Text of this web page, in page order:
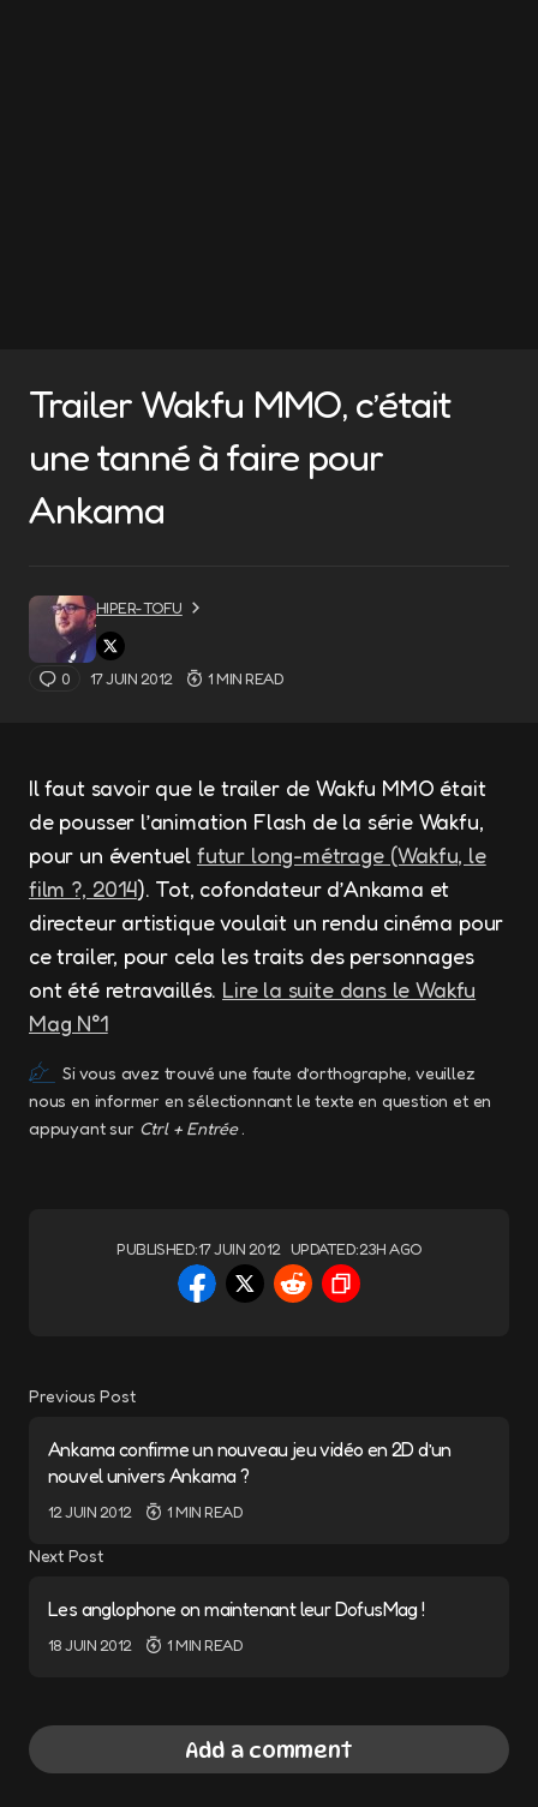
Trailer Wakfu MMO, c’était
une tanné à faire pour
Ankama
HIPER-TOFU
0 17 JUIN 2012 1 MIN READ
Il faut savoir que le trailer de Wakfu MMO était
de pousser l’animation Flash de la série Wakfu,
pour un éventuel futur long-métrage (Wakfu, le
film ?, 2014). Tot, cofondateur d’Ankama et
directeur artistique voulait un rendu cinéma pour
ce trailer, pour cela les traits des personnages
ont été retravaillés. Lire la suite dans le Wakfu
Mag N°1
Si vous avez trouvé une faute d’orthographe, veuillez
nous en informer en sélectionnant le texte en question et en
appuyant sur Ctrl + Entrée.
PUBLISHED:17 JUIN 2012 UPDATED:23H AGO
Previous Post
Ankama confirme un nouveau jeu vidéo en 2D d’un
nouvel univers Ankama ?
12 JUIN 2012 1 MIN READ
Next Post
Les anglophone on maintenant leur DofusMag !
18 JUIN 2012 1 MIN READ
Add a comment